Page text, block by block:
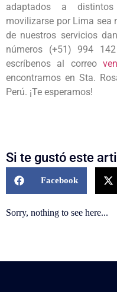
adaptados a
movilizarse por Lima sea
de nuestros servicios
números (+51) 994
escríbenos al correo
encontramos en Sta.
Perú. ¡Te esperamos!
Si te gustó este
Facebook
Sorry, nothing to see here...